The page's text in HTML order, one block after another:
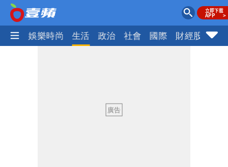
熱門 娛樂時尚 生活 政治 社會 國際 財經股市
吳欣岱：完美偽裝台灣企業
批綠藉慈濟遭詐「洗記憶」 張彤：疫苗